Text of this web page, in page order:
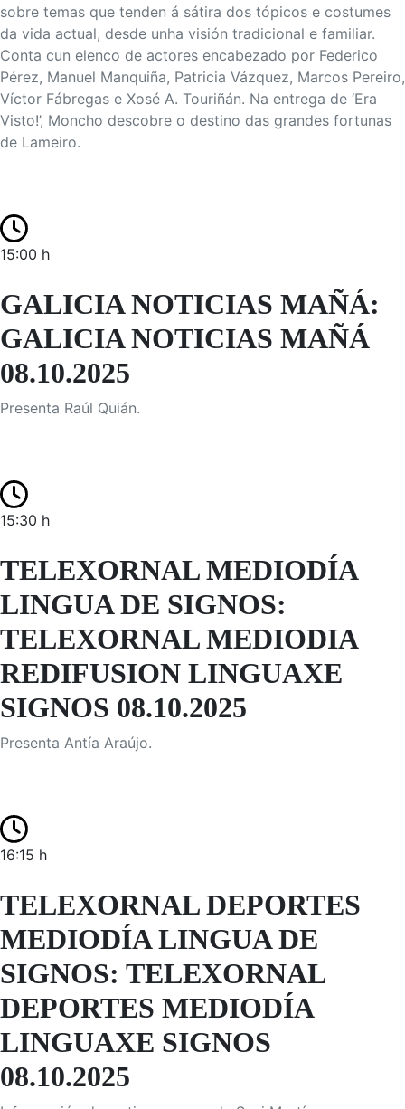
sobre temas que tenden á sátira dos tópicos e costumes
da vida actual, desde unha visión tradicional e familiar.
Conta cun elenco de actores encabezado por Federico
Pérez, Manuel Manquiña, Patricia Vázquez, Marcos Pereiro,
Víctor Fábregas e Xosé A. Touriñán. Na entrega de ‘Era
Visto!’, Moncho descobre o destino das grandes fortunas
de Lameiro.
15:00 h
GALICIA NOTICIAS MAÑÁ:
GALICIA NOTICIAS MAÑÁ
08.10.2025
Presenta Raúl Quián.
15:30 h
TELEXORNAL MEDIODÍA
LINGUA DE SIGNOS:
TELEXORNAL MEDIODIA
REDIFUSION LINGUAXE
SIGNOS 08.10.2025
Presenta Antía Araújo.
16:15 h
TELEXORNAL DEPORTES
MEDIODÍA LINGUA DE
SIGNOS: TELEXORNAL
DEPORTES MEDIODÍA
LINGUAXE SIGNOS
08.10.2025